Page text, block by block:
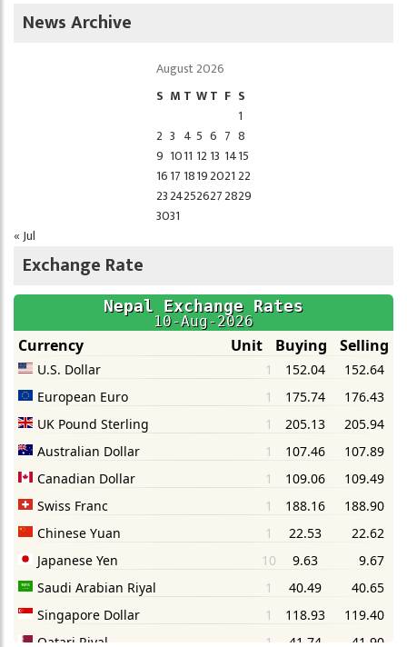
News Archive
August 2026
S M T WT F S
1
2 3 4 5 6 7 8
9 1011 12 13 1415
1617 1819202122
23242526272829
3031
« Jul
Exchange Rate